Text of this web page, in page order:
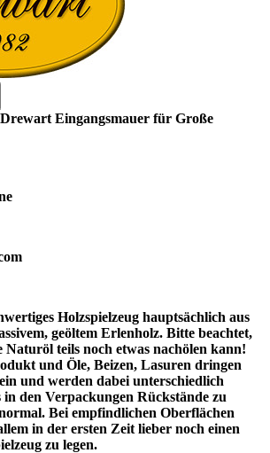
Eingangsmauer für Große
Holzspielzeug hauptsächlich aus
geöltem Erlenholz. Bitte beachtet,
Naturöl teils noch etwas nachölen kann!
und Öle, Beizen, Lasuren dringen
und werden dabei unterschiedlich
in den Verpackungen Rückstände zu
Bei empfindlichen Oberflächen
in der ersten Zeit lieber noch einen
zu legen.